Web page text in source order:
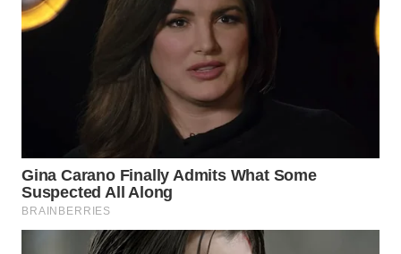
SELATAN
KARO
WN
SIMALUNGUN